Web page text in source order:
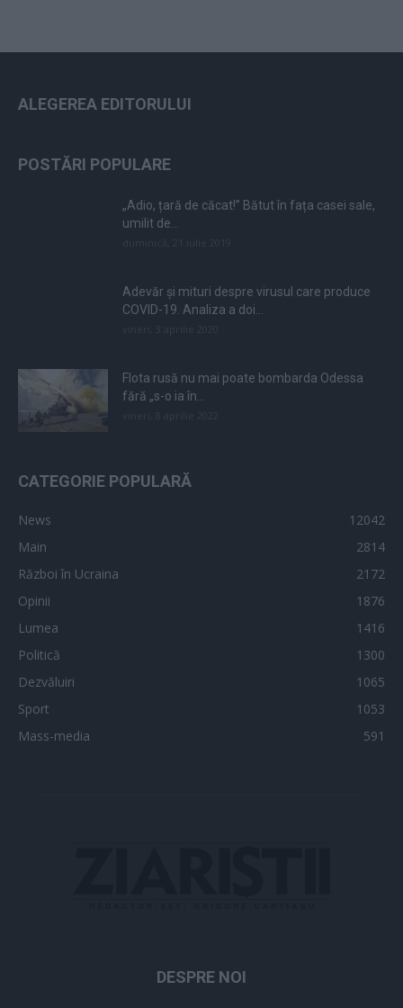
ALEGEREA EDITORULUI
POSTĂRI POPULARE
„Adio, țară de căcat!” Bătut în fața casei sale,
umilit de...
Adevăr și mituri despre virusul care produce
COVID-19. Analiza a doi...
Flota rusă nu mai poate bombarda Odessa
fără „s-o ia în...
CATEGORIE POPULARĂ
News
12042
Main
2814
Război în Ucraina
2172
Opinii
1876
Lumea
1416
Politică
1300
Dezvăluiri
1065
Sport
1053
Mass-media
591
DESPRE NOI